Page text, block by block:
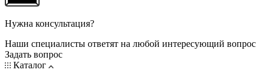
Нужна консультация?
Наши специалисты ответят на любой интересующий вопрос
Задать вопрос
Каталог